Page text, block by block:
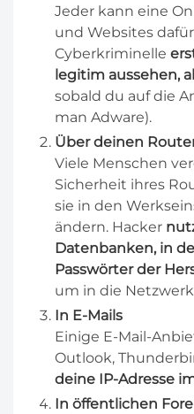
Jeder kann eine
und Websites
Cyberkriminelle
legitim aussehen,
sobald du auf die
man Adware).
Über deinen
Viele Menschen
Sicherheit ihres
sie in den
ändern. Hacker
Datenbanken, in
Passwörter der
um in die
In E-Mails
Einige E-Mail-
Outlook,
deine IP-Adresse
In öffentlichen